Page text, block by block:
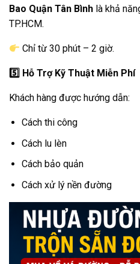
Bao Quận Tân Bình là khả
TP.HCM.
Chỉ từ 30 phút – 2 giờ.
5️ Hỗ Trợ Kỹ Thuật Miễn Phí
Khách hàng được hướng dẫn:
Cách thi công
Cách lu lèn
Cách bảo quản
Cách xử lý nền đường